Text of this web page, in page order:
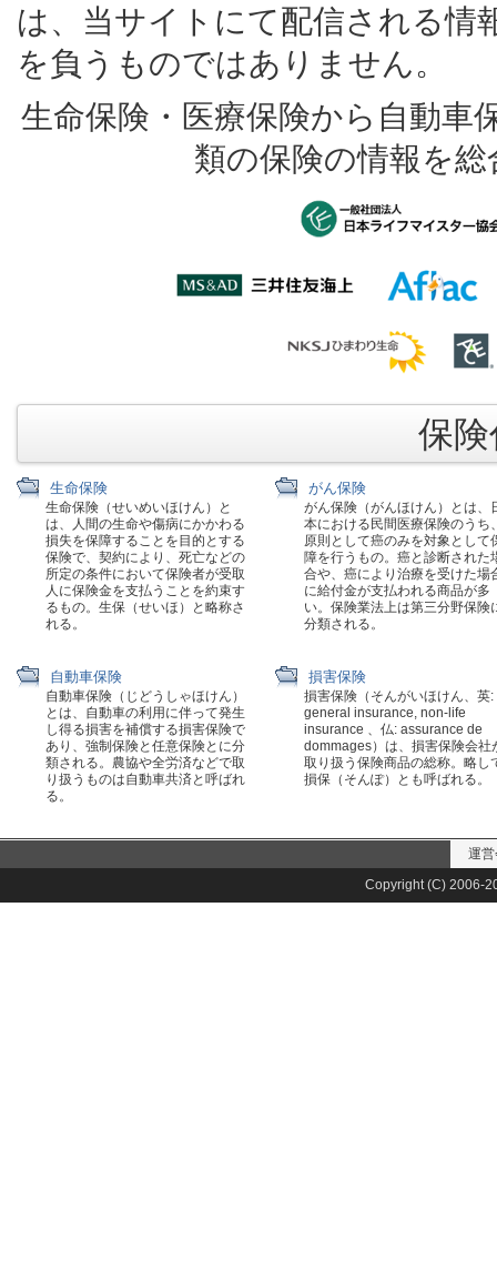
は、当サイトにて配信される情
を負うものではありません。
生命保険・医療保険から自動車
類の保険の情報を
保
生命保険
生命保険（せいめいほけん）と
は、人間の生命や傷病にかかわる
損失を保障することを目的とする
保険で、契約により、死亡などの
所定の条件において保険者が受取
人に保険金を支払うことを約束す
るもの。生保（せいほ）と略称さ
れる。
がん保険
がん保険（がんほけん）とは、
本における民間医療保険のうち
原則として癌のみを対象として
障を行うもの。癌と診断された
合や、癌により治療を受けた場
に給付金が支払われる商品が多
い。保険業法上は第三分野保険
分類される。
自動車保険
自動車保険（じどうしゃほけん）
とは、自動車の利用に伴って発生
し得る損害を補償する損害保険で
あり、強制保険と任意保険とに分
類される。農協や全労済などで取
り扱うものは自動車共済と呼ばれ
る。
損害保険
損害保険（そんがいほけん、英:
general insurance, non-life
insurance 、仏: assurance de
dommages）は、損害保険会社
取り扱う保険商品の総称。略し
損保（そんぽ）とも呼ばれる。
運
Copyright (C) 2006-